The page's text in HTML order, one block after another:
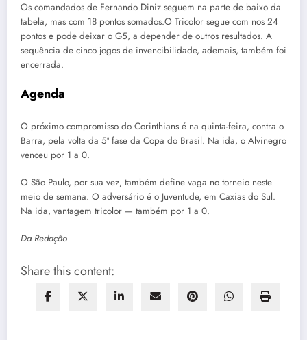
Os comandados de Fernando Diniz seguem na parte de baixo da
tabela, mas com 18 pontos somados.O Tricolor segue com nos 24
pontos e pode deixar o G5, a depender de outros resultados. A
sequência de cinco jogos de invencibilidade, ademais, também foi
encerrada.
Agenda
O próximo compromisso do Corinthians é na quinta-feira, contra o
Barra, pela volta da 5ª fase da Copa do Brasil. Na ida, o Alvinegro
venceu por 1 a 0.
O São Paulo, por sua vez, também define vaga no torneio neste
meio de semana. O adversário é o Juventude, em Caxias do Sul.
Na ida, vantagem tricolor — também por 1 a 0.
Da Redação
Share this content: